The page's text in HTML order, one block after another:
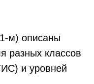
м) описаны
разных классов
и уровней